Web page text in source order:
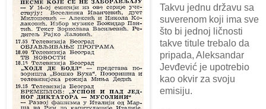
Takvu jednu državu sa
suverenom koji ima sve
što bi jednoj ličnosti
takve titule trebalo da
pripada, Aleksandar
Jevđević je upotrebio
kao okvir za svoju
emisiju.